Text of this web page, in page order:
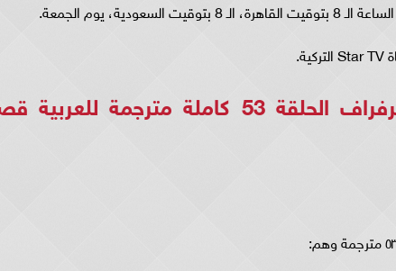
ويمكن مشاهدة مسلسل طائر الرفراف الحلقة 53 كاملة مترجمة